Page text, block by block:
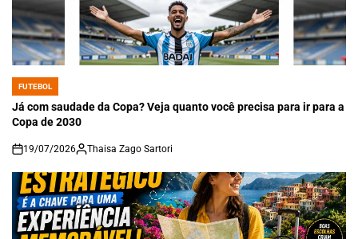
POSTED
IN
FUTEBOL
Já com saudade da Copa? Veja quanto você precisa para ir para a
Copa de 2030
on
19/07/2026 Thaisa Zago Sartori